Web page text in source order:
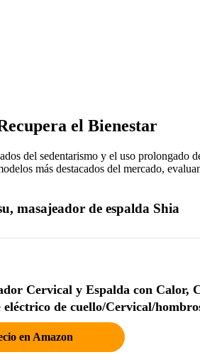
el Bienestar
del sedentarismo y el uso prolongado
más destacados del mercado,
masajeador de espalda Shia
Cervical y Espalda con Calor,
eléctrico de cuello/Cervical/
en Amazon